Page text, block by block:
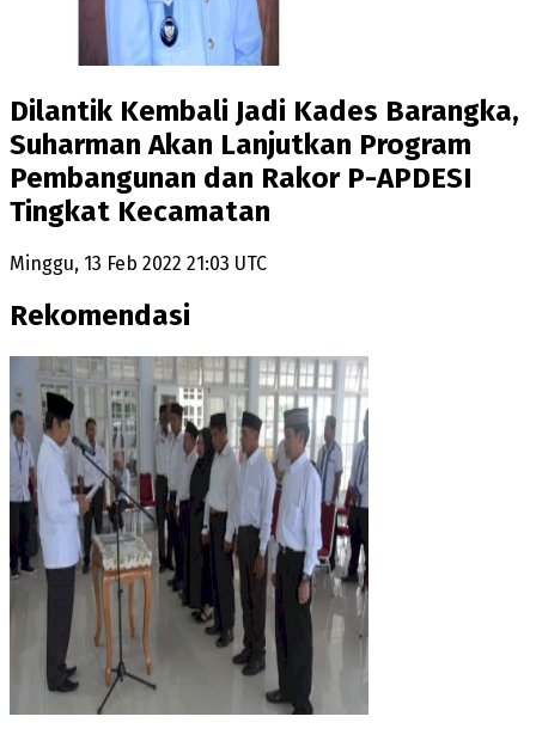
Dilantik Kembali Jadi Kades Barangka,
Suharman Akan Lanjutkan Program
Pembangunan dan Rakor P-APDESI
Tingkat Kecamatan
Minggu, 13 Feb 2022 21:03 UTC
Rekomendasi